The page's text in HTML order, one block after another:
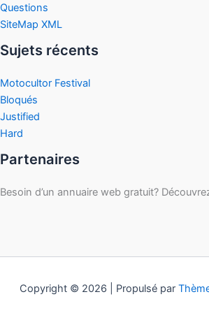
Questions
SiteMap XML
Sujets récents
Motocultor Festival
Bloqués
Justified
Hard
Partenaires
Besoin d’un annuaire web gratuit?
Copyright © 2026 | Propulsé par